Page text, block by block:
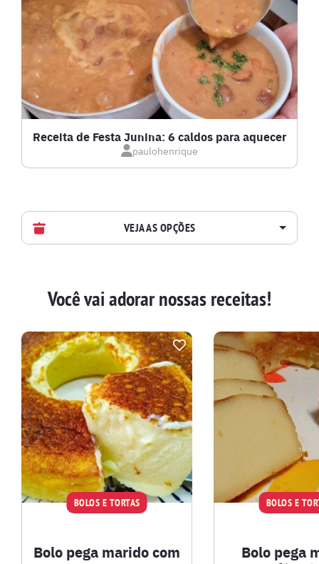
Receita de Festa Junina: 6 caldos para aquecer
paulohenrique
VEJA AS OPÇÕES
BATIDAS
BEBIDAS E DRINKS
BISCOITOS
BOLOS E TORTAS
CALDOS
Você vai adorar nossas receitas!
BOLOS E TORTAS
Bolo pega marido com
BOLOS E
Bolo pega